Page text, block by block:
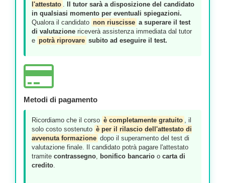
l'attestato .
Il tutor sarà a disposizione del candidato
in qualsiasi momento per eventuali spiegazioni.
Qualora il candidato non riuscisse a superare il test
di valutazione riceverà assistenza immediata dal tutor
e potrà riprovare subito ad eseguire il test.
Metodi di pagamento
Ricordiamo che il corso è completamente gratuito , il
solo costo sostenuto è per il rilascio dell'attestato di
avvenuta formazione dopo il superamento del test di
valutazione finale. Il candidato potrà pagare l'attestato
tramite contrassegno, bonifico bancario o carta di
credito.